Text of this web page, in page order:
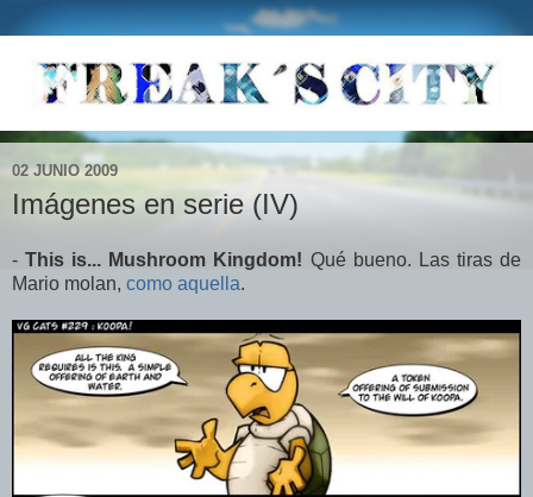
02 JUNIO 2009
Imágenes en serie (IV)
-This is... Mushroom Kingdom! Qué bueno. Las tiras de
Mario molan, como aquella.